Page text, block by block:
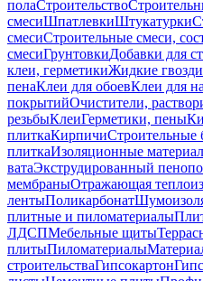
полаСтроительство
смесиШпатлевкиШтукатурки
смесиСтроительные смеси,
смесиГрунтовкиДобавки для
клеи, герметикиЖидкие гвозди
пенаКлеи для обоевКлеи для
покрытийОчистители,
резьбыКлеиГерметики, пены
плиткаКирпичиСтроительные
плиткаИзоляционные
ватаЭкструдированный
мембраныОтражающая
лентыПоликарбонат
плитные и пиломатериалы
ЛДСПМебельные щиты
плитыПиломатериалы
строительстваГипсокартон